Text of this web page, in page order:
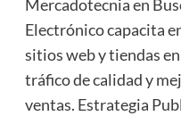
Mercadotecnia en
Electrónico capacita
sitios web y tiendas
tráfico de calidad y
ventas. Estrategia